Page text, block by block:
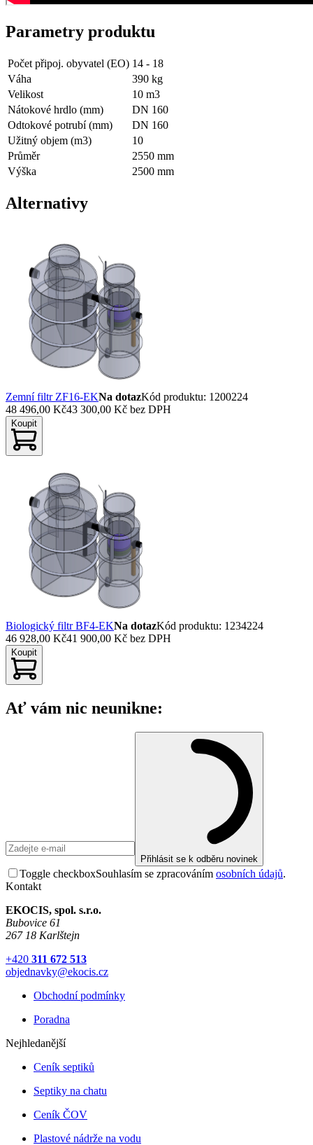
Parametry produktu
Počet připoj. obyvatel (EO) 14 - 18
Váha
390 kg
Velikost
10 m3
Nátokové hrdlo (mm)
DN 160
Odtokové potrubí (mm)
DN 160
Užitný objem (m3)
10
Průměr
2550 mm
Výška
2500 mm
Alternativy
Zemní filtr ZF16-EKNa dotazKód produktu: 1200224
48 496,00 Kč43 300,00 Kč bez DPH
Koupit
Biologický filtr BF4-EKNa dotazKód produktu: 1234224
46 928,00 Kč41 900,00 Kč bez DPH
Koupit
Ať vám nic neunikne:
Přihlásit se k odběru novinek
Toggle checkboxSouhlasím se zpracováním osobních údajů.
Kontakt
EKOCIS, spol. s.r.o.
Bubovice 61
267 18 Karlštejn
+420 311 672 513
objednavky@ekocis.cz
Obchodní podmínky
Poradna
Nejhledanější
Ceník septiků
Septiky na chatu
Ceník ČOV
Plastové nádrže na vodu